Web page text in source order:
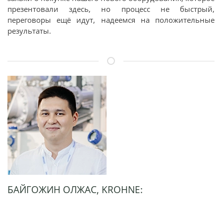
презентовали здесь, но процесс не быстрый,
переговоры ещё идут, надеемся на положительные
результаты.
БАЙГОЖИН ОЛЖАС, KROHNE: